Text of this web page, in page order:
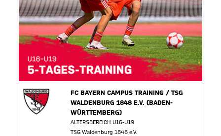
FC BAYERN CAMPUS TRAINING / TSG
WALDENBURG 1848 E.V. (BADEN-
WÜRTTEMBERG)
ALTERSBEREICH U16-U19
TSG Waldenburg 1848 e.V.